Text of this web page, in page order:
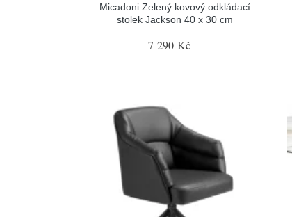
Micadoni Zelený kovový odkládací
stolek Jackson 40 x 30 cm
7 290 Kč